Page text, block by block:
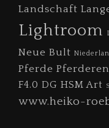
Landschaft
Lightroom
Neue Bult
Pferde
F4.0 DG HSM Art
www.heiko-